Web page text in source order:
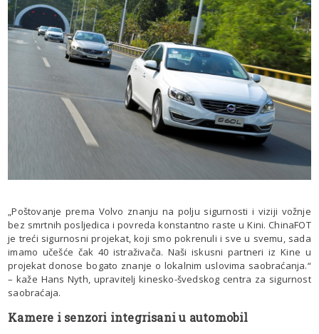
„Poštovanje prema Volvo znanju na polju sigurnosti i viziji vožnje
bez smrtnih posljedica i povreda konstantno raste u Kini. ChinaFOT
je treći sigurnosni projekat, koji smo pokrenuli i sve u svemu, sada
imamo učešće čak 40 istraživača. Naši iskusni partneri iz Kine u
projekat donose bogato znanje o lokalnim uslovima saobraćanja.“
– kaže Hans Nyth, upravitelj kinesko-švedskog centra za sigurnost
saobraćaja.
Kamere i senzori integrisani u automobil